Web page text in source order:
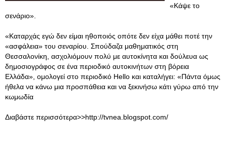
«Κάψε το
σενάριο».
«Καταρχάς εγώ δεν είμαι ηθοποιός οπότε δεν είχα μάθει ποτέ την
«ασφάλεια» του σεναρίου. Σπούδαζα μαθηματικός στη
Θεσσαλονίκη, ασχολιόμουν πολύ με αυτοκίνητα και δούλευα ως
δημοσιογράφος σε ένα περιοδικό αυτοκινήτων στη βόρεια
Ελλάδα», ομολογεί στο περιοδικό Hello και καταλήγει: «Πάντα όμως
ήθελα να κάνω μια προσπάθεια και να ξεκινήσω κάτι γύρω από την
κωμωδία
Διαβάστε περισσότερα>>http://tvnea.blogspot.com/